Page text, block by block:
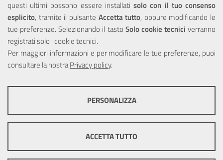
questi ultimi possono essere installatisolo con il tuo consenso
esplicito, tramite il pulsante Accetta tutto, oppure modificando le
tue preferenze. Selezionando il tasto Solo cookie tecnici verranno
registrati solo i cookie tecnici.
Per maggiori informazioni e per modificare le tue preferenze, puoi
consultare la nostraPrivacy policy.
ottimale per ogni utente. Essi non raccolgono i tuoi dati e le tue
informazioni di navigazione per scopi di marketing e profilazione, e
PERSONALIZZA
ACCETTA TUTTO
Portale realizzato con la partecipazione finanziaria dell'Unione
Europea tramite i fondi del POR Sicilia 2000/2006 Misura 6.05 -